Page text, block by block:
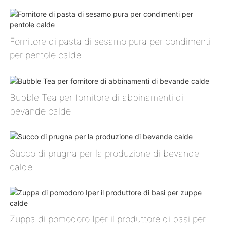
Fornitore di pasta di sesamo pura per condimenti
per pentole calde
Bubble Tea per fornitore di abbinamenti di
bevande calde
Succo di prugna per la produzione di bevande
calde
Zuppa di pomodoro Ⅰper il produttore di basi per